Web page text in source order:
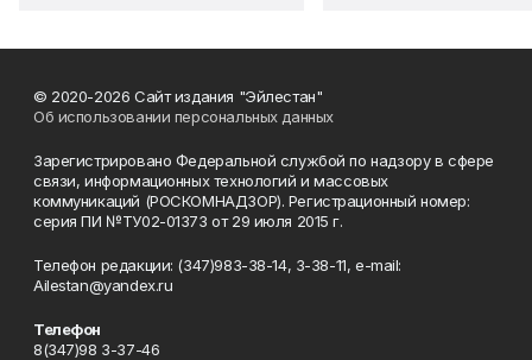
© 2020-2026 Сайт издания "Эйлестан"
Об использовании персональных данных
Зарегистрировано Федеральной службой по надзору в сфере
связи, информационных технологий и массовых
коммуникаций (РОСКОМНАДЗОР). Регистрационный номер:
серия ПИ №ТУ02-01373 от 29 июля 2015 г.
Телефон редакции: (347)983-38-14, 3-38-11, e-mail:
Ailestan@yandex.ru
Телефон
8(347)98 3-37-46